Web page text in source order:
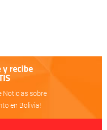
recibe
Noticias sobre
en Bolivia!